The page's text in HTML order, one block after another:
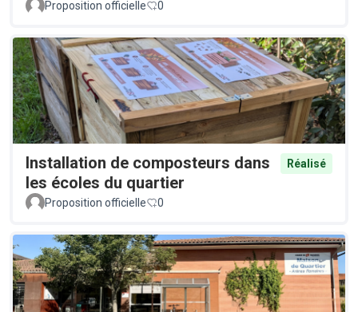
Proposition officielle
0
Installation de composteurs dans
les écoles du quartier
Réalisé
Proposition officielle 0